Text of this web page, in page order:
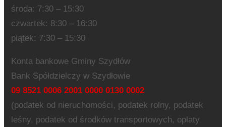
środa: 7:30 – 15:30
czwartek: 8:30 – 16:30
piątek: 7:30 – 15:30
Konta bankowe Gminy Szydłów
Bank Spółdzielczy w Szydłowie
09 8521 0006 2001 0000 0130 0002
(podatek od nieruchomości, podatek rolny, podatek
leśny, podatek od środków transportowych, opłaty